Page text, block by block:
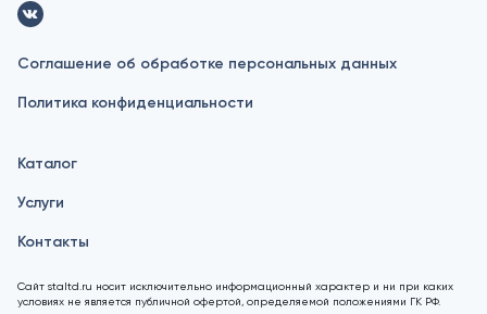
Соглашение об обработке персональных данных
Политика конфиденциальности
Каталог
Услуги
Контакты
Сайт staltd.ru носит исключительно информационный характер и ни при каких
условиях не является публичной офертой, определяемой положениями ГК РФ.